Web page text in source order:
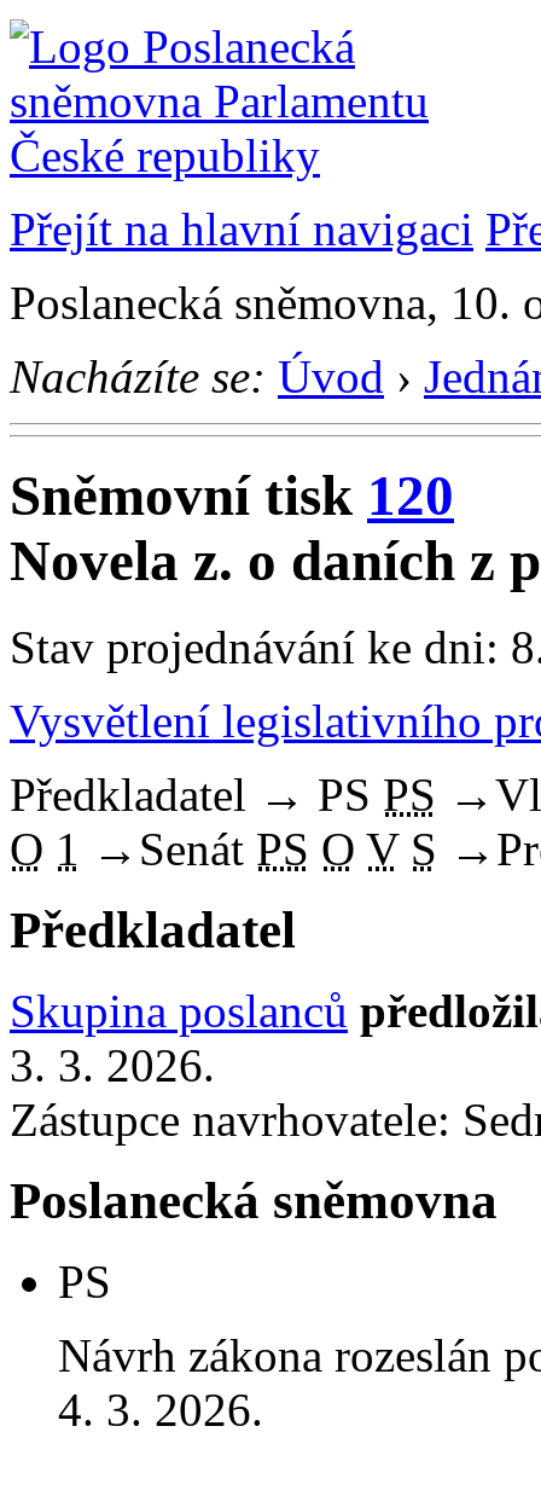
Přejít na hlavní navigaci
Poslanecká sněmovna, 10.
Nacházíte se: Úvod ›
Sněmovní tisk 120
Novela z. o daních z
Stav projednávání ke dni:
Vysvětlení legislativního
Předkladatel → PS PS →
O 1 → Senát PS O V S →
Předkladatel
Skupina poslanců
3. 3. 2026.
Zástupce navrhovatele:
Poslanecká sněmovna
PS
Návrh zákona rozeslán
4. 3. 2026.